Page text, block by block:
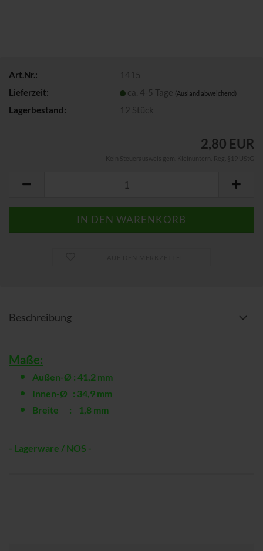
Art.Nr.:
1415
Lieferzeit:
ca. 4-5 Tage (Ausland abweichend)
Lagerbestand: 12 Stück
2,80 EUR
Beschreibung
Maße:
Außen-Ø : 41,2 mm
Innen-Ø : 34,9 mm
Breite : 1,8 mm
- Lagerware / NOS -